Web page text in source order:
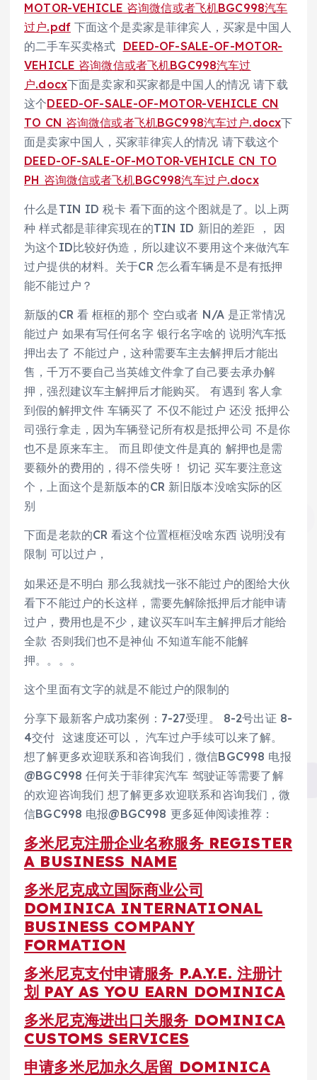
MOTOR-VEHICLE 咨询微信或者飞机BGC998汽车
过户.pdf下面这个是卖家是菲律宾人，买家是中国人
的二手车买卖格式 DEED-OF-SALE-OF-MOTOR-
VEHICLE 咨询微信或者飞机BGC998汽车过
户.docx下面是卖家和买家都是中国人的情况 请下载
这个DEED-OF-SALE-OF-MOTOR-VEHICLE CN
TO CN 咨询微信或者飞机BGC998汽车过户.docx下
面是卖家中国人，买家菲律宾人的情况 请下载这个
DEED-OF-SALE-OF-MOTOR-VEHICLE CN TO
PH 咨询微信或者飞机BGC998汽车过户.docx
什么是TIN ID 税卡 看下面的这个图就是了。以上两
种 样式都是菲律宾现在的TIN ID 新旧的差距 ， 因
为这个ID比较好伪造，所以建议不要用这个来做汽车
过户提供的材料。关于CR 怎么看车辆是不是有抵押
能不能过户？
新版的CR 看 框框的那个 空白或者 N/A 是正常情况
能过户 如果有写任何名字 银行名字啥的 说明汽车抵
押出去了 不能过户，这种需要车主去解押后才能出
售，千万不要自己当英雄文件拿了自己要去承办解
押，强烈建议车主解押后才能购买。 有遇到 客人拿
到假的解押文件 车辆买了 不仅不能过户 还没 抵押公
司强行拿走，因为车辆登记所有权是抵押公司 不是你
也不是原来车主。 而且即使文件是真的 解押也是需
要额外的费用的，得不偿失呀！ 切记 买车要注意这
个，上面这个是新版本的CR 新旧版本没啥实际的区
别
下面是老款的CR 看这个位置框框没啥东西 说明没有
限制 可以过户，
如果还是不明白 那么我就找一张不能过户的图给大伙
看下不能过户的长这样，需要先解除抵押后才能申请
过户，费用也是不少，建议买车叫车主解押后才能给
全款 否则我们也不是神仙 不知道车能不能解
押。。。。
这个里面有文字的就是不能过户的限制的
分享下最新客户成功案例：7-27受理。 8-2号出证 8-
4交付 这速度还可以， 汽车过户手续可以来了解。
想了解更多欢迎联系和咨询我们，微信BGC998 电报
@BGC998 任何关于菲律宾汽车 驾驶证等需要了解
的欢迎咨询我们 想了解更多欢迎联系和咨询我们，微
信BGC998 电报@BGC998 更多延伸阅读推荐：
多米尼克注册企业名称服务 REGISTER
A BUSINESS NAME
多米尼克成立国际商业公司
DOMINICA INTERNATIONAL
BUSINESS COMPANY
FORMATION
多米尼克支付申请服务 P.A.Y.E. 注册计
划 PAY AS YOU EARN DOMINICA
多米尼克海进出口关服务 DOMINICA
CUSTOMS SERVICES
申请多米尼加永久居留 DOMINICA